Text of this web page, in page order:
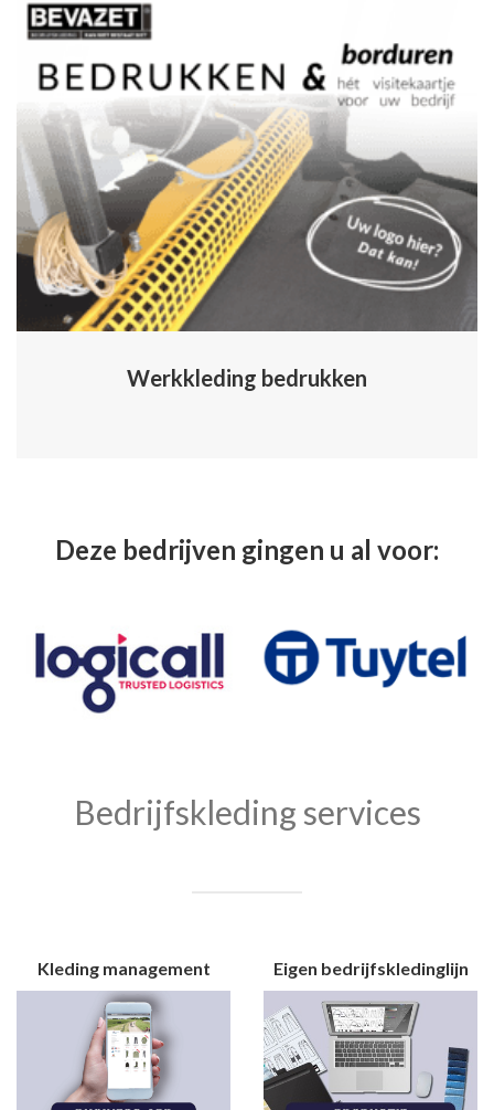
Werkkleding bedrukken
Deze bedrijven gingen u al voor:
Bedrijfskleding services
Kleding management Eigen bedrijfskledinglijn